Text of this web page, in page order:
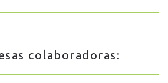
colaboradoras: